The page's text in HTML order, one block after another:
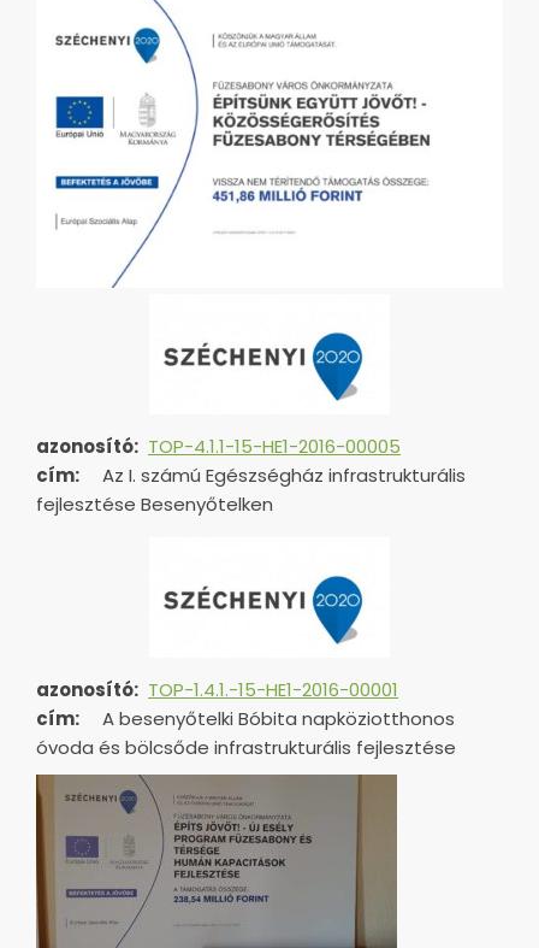
azonosító: TOP-4.1.1-15-HE1-2016-00005
cím:
Az I. számú Egészségház infrastrukturális
fejlesztése Besenyőtelken
azonosító: TOP-1.4.1.-15-HE1-2016-00001
cím:
A besenyőtelki Bóbita napköziotthonos
óvoda és bölcsőde infrastrukturális fejlesztése